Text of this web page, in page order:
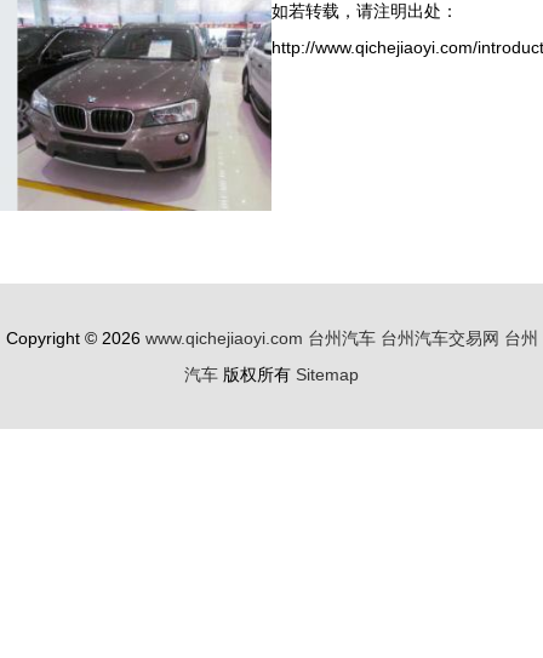
如若转载，请注明出处：
http://www.qichejiaoyi.com/
Copyright © 2026 www.qichejiaoyi.com 台州汽车 台州汽车交易网 台州
汽车 版权所有 Sitemap